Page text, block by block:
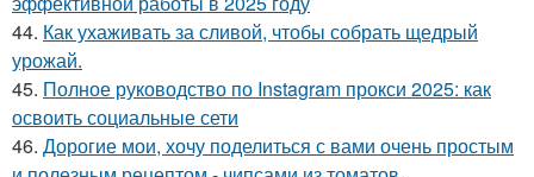
44. Как ухаживать за сливой, чтобы собрать щедрый
урожай.
45. Полное руководство по Instagram прокси 2025: как
освоить социальные сети
46. Дорогие мои, хочу поделиться с вами очень простым